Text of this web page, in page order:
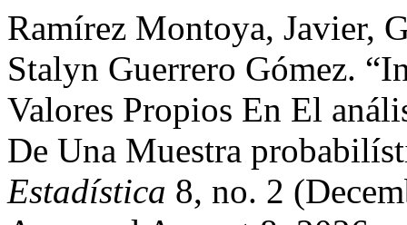
Ramírez Montoya, Javier,
Stalyn Guerrero Gómez.
Valores Propios En El
De Una Muestra
Estadística 8, no. 2